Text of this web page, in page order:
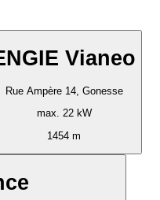
Vianeo
Rue Ampère 14, Gonesse
max. 22 kW
1454 m